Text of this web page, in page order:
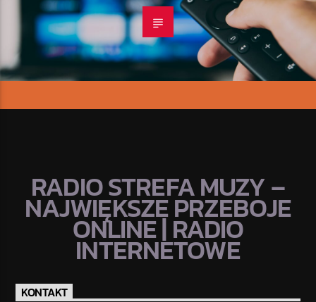
RADIO STREFA MUZY –
NAJWIĘKSZE PRZEBOJE
ONLINE | RADIO
INTERNETOWE
KONTAKT